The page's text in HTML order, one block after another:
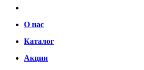
О нас
Каталог
Акции